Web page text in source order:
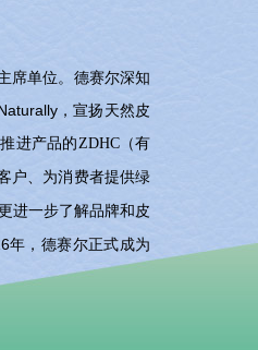
席单位。 德赛尔深知
，宣扬天然皮
进产品的ZDHC（有
户、为消费者提供绿
进一步了解品牌和皮
年，德赛尔正式成为